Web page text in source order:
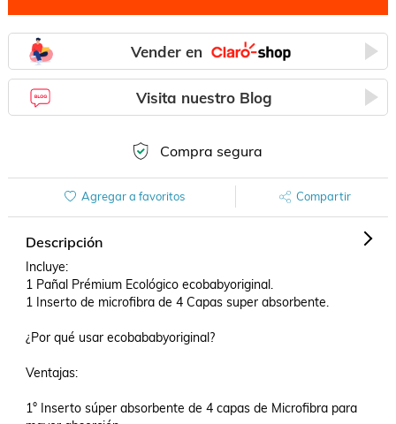
Vender en
Visita nuestro Blog
Compra segura
Agregar a favoritos Compartir
Descripción
Incluye:
1 Pañal Prémium Ecológico ecobabyoriginal.
1 Inserto de microfibra de 4 Capas super absorbente.
¿Por qué usar ecobababyoriginal?
Ventajas:
1° Inserto súper absorbente de 4 capas de Microfibra para